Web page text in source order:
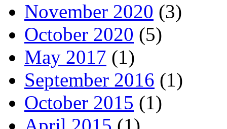
November 2020 (3)
October 2020 (5)
May 2017 (1)
September 2016 (1)
October 2015 (1)